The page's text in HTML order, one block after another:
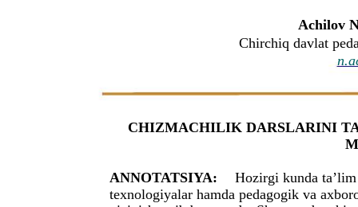
Achilov
Chirchiq davlat
CHIZMACHILIK DARSLARINI
ANNOTATSIYA:
Hozirgi kunda
texnologiyalar hamda pedagogik va